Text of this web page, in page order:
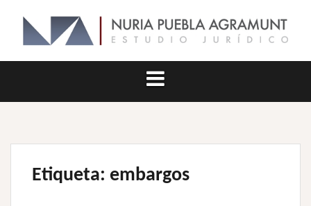
contenido
Etiqueta: embargos